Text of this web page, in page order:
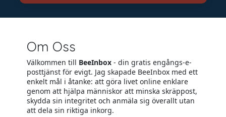
Om Oss
Välkommen till BeeInbox- din gratis engångs-e-
posttjänst för evigt. Jag skapade BeeInbox med ett
enkelt mål i åtanke: att göra livet online enklare
genom att hjälpa människor att minska skräppost,
skydda sin integritet och anmäla sig överallt utan
att dela sin riktiga inkorg.